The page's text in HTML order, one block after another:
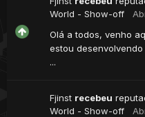
World - Show-off
Olá a todos, venho
estou
...
Fjinst recebeu
World - Show-off